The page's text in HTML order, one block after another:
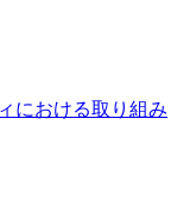
における取り組み